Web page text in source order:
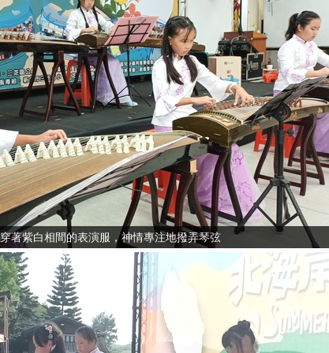
著紫白相間的表演服，神情專注地撥弄琴弦